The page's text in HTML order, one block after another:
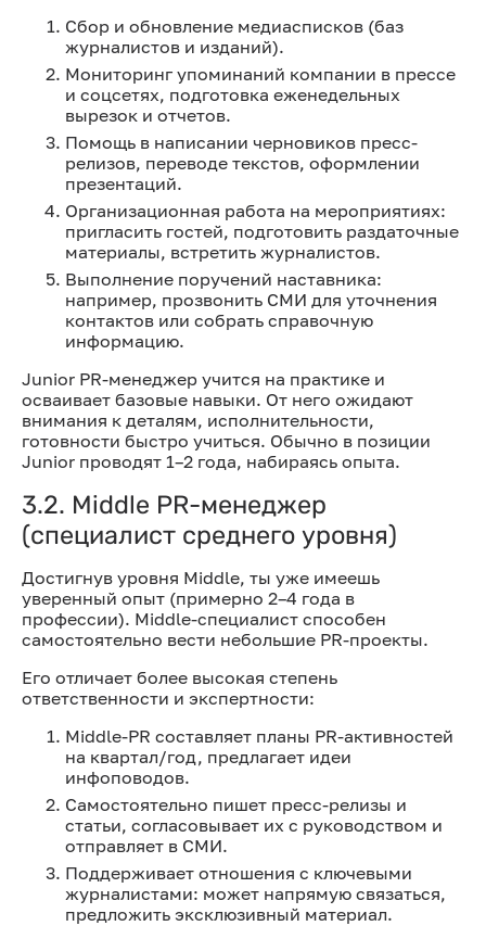
Сбор и обновление медиасписков (баз
журналистов и изданий).
Мониторинг упоминаний компании в прессе
и соцсетях, подготовка еженедельных
вырезок и отчетов.
Помощь в написании черновиков пресс-
релизов, переводе текстов, оформлении
презентаций.
Организационная работа на мероприятиях:
пригласить гостей, подготовить раздаточные
материалы, встретить журналистов.
Выполнение поручений наставника:
например, прозвонить СМИ для уточнения
контактов или собрать справочную
информацию.
Junior PR-менеджер учится на практике и
осваивает базовые навыки. От него ожидают
внимания к деталям, исполнительности,
готовности быстро учиться. Обычно в позиции
Junior проводят 1–2 года, набираясь опыта.
3.2. Middle PR-менеджер
(специалист среднего уровня)
Достигнув уровня Middle, ты уже имеешь
уверенный опыт (примерно 2–4 года в
профессии). Middle-специалист способен
самостоятельно вести небольшие PR-проекты.
Его отличает более высокая степень
ответственности и экспертности:
Middle-PR составляет планы PR-активностей
на квартал/год, предлагает идеи
инфоповодов.
Самостоятельно пишет пресс-релизы и
статьи, согласовывает их с руководством и
отправляет в СМИ.
Поддерживает отношения с ключевыми
журналистами: может напрямую связаться,
предложить эксклюзивный материал.